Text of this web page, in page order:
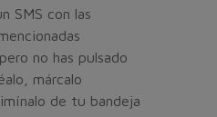
SMS con las
no has pulsado
márcalo
de tu bandeja